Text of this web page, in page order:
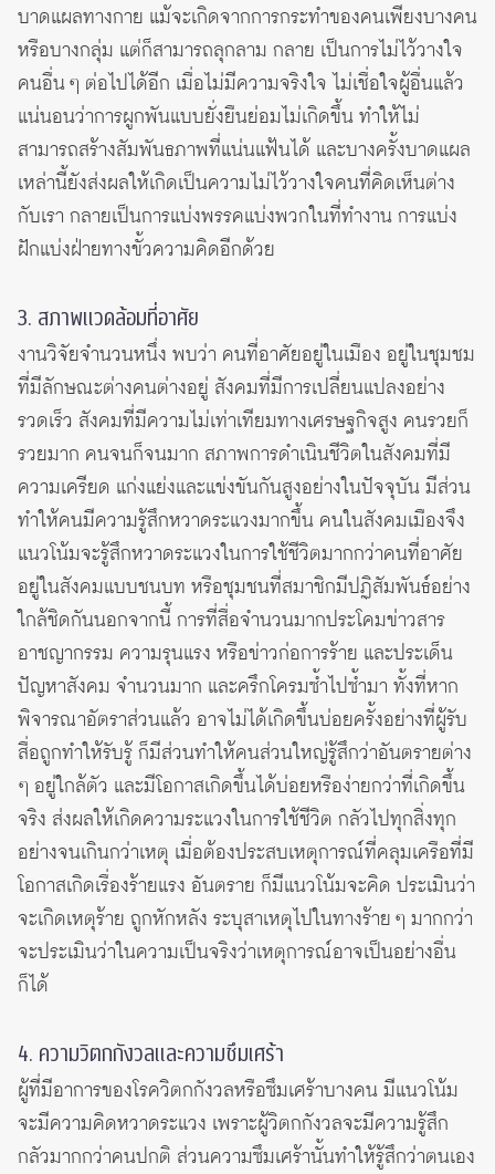
บาดแผลทางกาย แม้จะเกิดจากการกระทำของคนเพียงบางคน
หรือบางกลุ่ม แต่ก็สามารถลุกลาม กลาย เป็นการไม่ไว้วางใจ
คนอื่น ๆ ต่อไปได้อีก เมื่อไม่มีความจริงใจ ไม่เชื่อใจผู้อื่นแล้ว
แน่นอนว่าการผูกพันแบบยั่งยืนย่อมไม่เกิดขึ้น ทำให้ไม่
สามารถสร้างสัมพันธภาพที่แน่นแฟ้นได้ และบางครั้งบาดแผล
เหล่านี้ยังส่งผลให้เกิดเป็นความไม่ไว้วางใจคนที่คิดเห็นต่าง
กับเรา กลายเป็นการแบ่งพรรคแบ่งพวกในที่ทำงาน การแบ่ง
ฝักแบ่งฝ่ายทางขั้วความคิดอีกด้วย
3. สภาพแวดล้อมที่อาศัย
งานวิจัยจำนวนหนึ่ง พบว่า คนที่อาศัยอยู่ในเมือง อยู่ในชุมชม
ที่มีลักษณะต่างคนต่างอยู่ สังคมที่มีการเปลี่ยนแปลงอย่าง
รวดเร็ว สังคมที่มีความไม่เท่าเทียมทางเศรษฐกิจสูง คนรวยก็
รวยมาก คนจนก็จนมาก สภาพการดำเนินชีวิตในสังคมที่มี
ความเครียด แก่งแย่งและแข่งขันกันสูงอย่างในปัจจุบัน มีส่วน
ทำให้คนมีความรู้สึกหวาดระแวงมากขึ้น คนในสังคมเมืองจึง
แนวโน้มจะรู้สึกหวาดระแวงในการใช้ชีวิตมากกว่าคนที่อาศัย
อยู่ในสังคมแบบชนบท หรือชุมชนที่สมาชิกมีปฏิสัมพันธ์อย่าง
ใกล้ชิดกันนอกจากนี้ การที่สื่อจำนวนมากประโคมข่าวสาร
อาชญากรรม ความรุนแรง หรือข่าวก่อการร้าย และประเด็น
ปัญหาสังคม จำนวนมาก และครึกโครมซ้ำไปซ้ำมา ทั้งที่หาก
พิจารณาอัตราส่วนแล้ว อาจไม่ได้เกิดขึ้นบ่อยครั้งอย่างที่ผู้รับ
สื่อถูกทำให้รับรู้ ก็มีส่วนทำให้คนส่วนใหญ่รู้สึกว่าอันตรายต่าง
ๆ อยู่ใกล้ตัว และมีโอกาสเกิดขึ้นได้บ่อยหรือง่ายกว่าที่เกิดขึ้น
จริง ส่งผลให้เกิดความระแวงในการใช้ชีวิต กลัวไปทุกสิ่งทุก
อย่างจนเกินกว่าเหตุ เมื่อต้องประสบเหตุการณ์ที่คลุมเครือที่มี
โอกาสเกิดเรื่องร้ายแรง อันตราย ก็มีแนวโน้มจะคิด ประเมินว่า
จะเกิดเหตุร้าย ถูกหักหลัง ระบุสาเหตุไปในทางร้าย ๆ มากกว่า
จะประเมินว่าในความเป็นจริงว่าเหตุการณ์อาจเป็นอย่างอื่น
ก็ได้
4. ความวิตกกังวลและความซึมเศร้า
ผู้ที่มีอาการของโรควิตกกังวลหรือซึมเศร้าบางคน มีแนวโน้ม
จะมีความคิดหวาดระแวง เพราะผู้วิตกกังวลจะมีความรู้สึก
กลัวมากกว่าคนปกติ ส่วนความซึมเศร้านั้นทำให้รู้สึกว่าตนเอง